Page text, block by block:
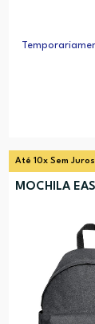
Até 10x Sem Juros
MOCHILA